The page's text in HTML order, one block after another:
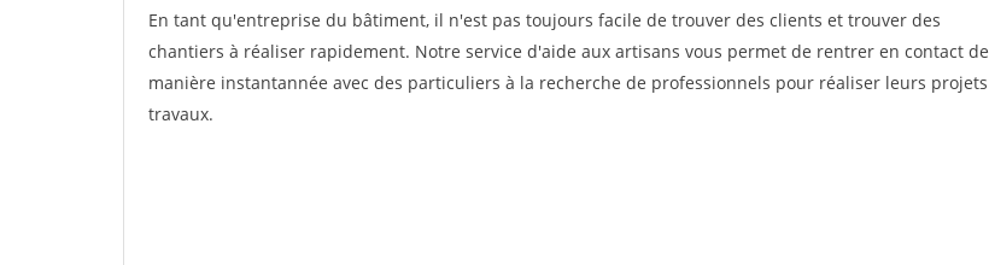
En tant qu'entreprise du bâtiment, il n'est pas toujours facile de trouver des clients et trouver des
chantiers à réaliser rapidement. Notre service d'aide aux artisans vous permet de rentrer en contact de
manière instantannée avec des particuliers à la recherche de professionnels pour réaliser leurs projets
travaux.